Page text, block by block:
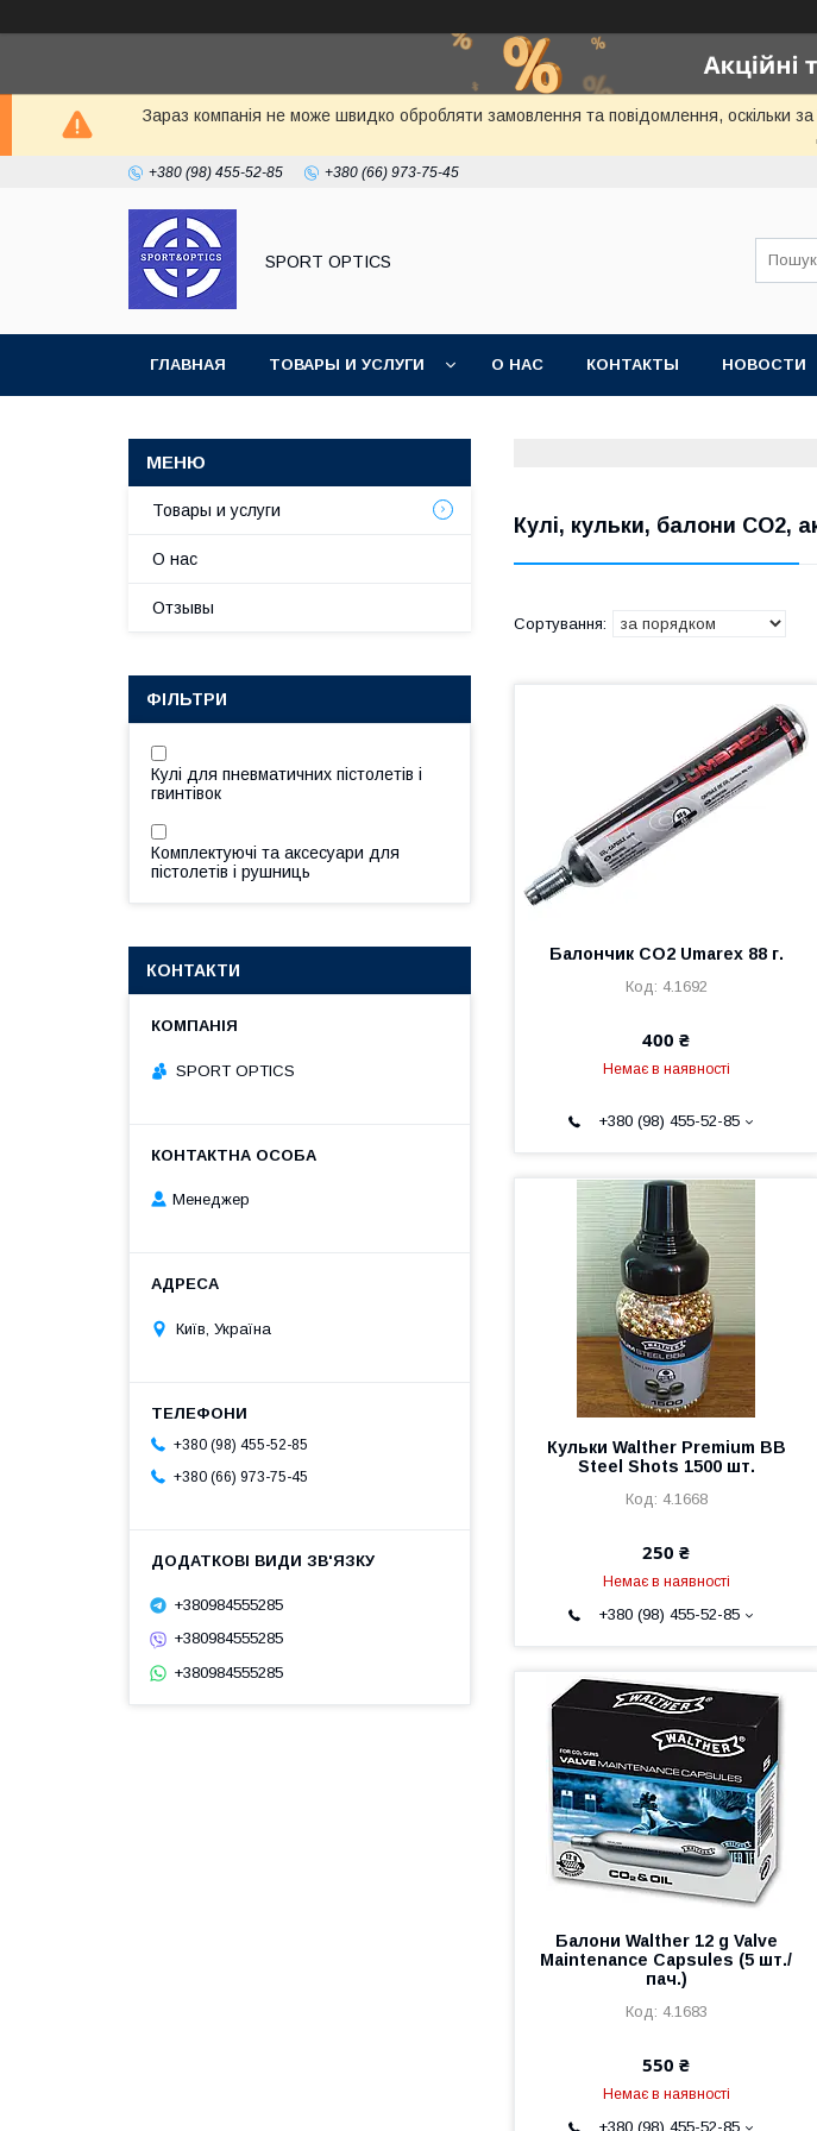
Зараз компанія не може швидко обробляти замовлення та повідомлення, оскільки
+380 (98) 455-52-85 +380 (66) 973-75-45
SPORT OPTICS
ГЛАВНАЯ ТОВАРЫ И УСЛУГИ О НАС КОНТАКТЫ НОВОСТИ
Кулі, кульки, балони СО2,
Балончик СО2 Umarex 88 г.
4.1692
400 ₴
Немає в наявності
+380 (98) 455-52-85
Кульки Walther Premium BB
Steel Shots 1500 шт.
4.1668
250 ₴
Немає в наявності
+380 (98) 455-52-85
Балони Walther 12 g Valve
Maintenance Capsules (5 шт./
пач.)
4.1683
550 ₴
Немає в наявності
+380 (98) 455-52-85
Товары и услуги
О нас
Отзывы
ФІЛЬТРИ
Кулі для пневматичних пістолетів і
гвинтівок
Комплектуючі та аксесуари для
пістолетів і рушниць
КОНТАКТИ
SPORT OPTICS
Менеджер
Київ, Україна
+380 (98) 455-52-85
+380 (66) 973-75-45
+380984555285
+380984555285
+380984555285